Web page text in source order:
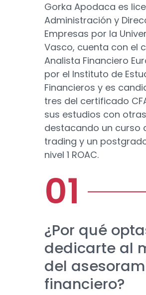
Gorka Apodaca es
Administración y
Empresas por la
Vasco, cuenta con el
Analista Financiero
por el Instituto de
Financieros y es
tres del certificado
sus estudios con
destacando un curso
trading y un
nivel 1 ROAC.
¿Por qué
dedicarte al
del
financiero?